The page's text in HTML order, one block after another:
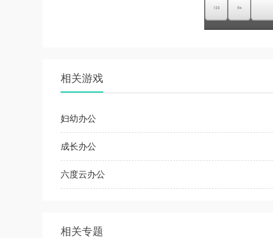
相关游戏
妇幼办公
成长办公
六度云办公
相关专题